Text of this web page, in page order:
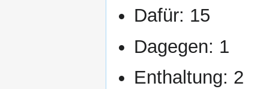
Dafür: 15
Dagegen: 1
Enthaltung: 2